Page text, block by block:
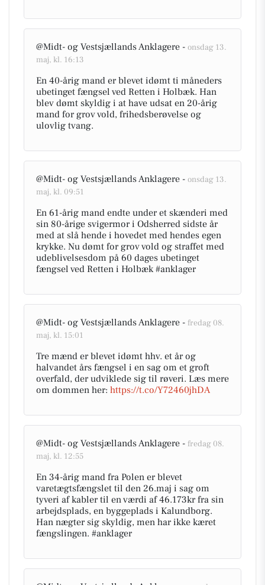
@Midt- og Vestsjællands Anklagere - onsdag 13.
maj, kl. 16:13
En 40-årig mand er blevet idømt ti måneders
ubetinget fængsel ved Retten i Holbæk. Han
blev dømt skyldig i at have udsat en 20-årig
mand for grov vold, frihedsberøvelse og
ulovlig tvang.
@Midt- og Vestsjællands Anklagere - onsdag 13.
maj, kl. 09:51
En 61-årig mand endte under et skænderi med
sin 80-årige svigermor i Odsherred sidste år
med at slå hende i hovedet med hendes egen
krykke. Nu dømt for grov vold og straffet med
udeblivelsesdom på 60 dages ubetinget
fængsel ved Retten i Holbæk #anklager
@Midt- og Vestsjællands Anklagere - fredag 08.
maj, kl. 15:01
Tre mænd er blevet idømt hhv. et år og
halvandet års fængsel i en sag om et groft
overfald, der udviklede sig til røveri. Læs mere
om dommen her: https://t.co/Y72460jhDA
@Midt- og Vestsjællands Anklagere - fredag 08.
maj, kl. 12:55
En 34-årig mand fra Polen er blevet
varetægtsfængslet til den 26.maj i sag om
tyveri af kabler til en værdi af 46.173kr fra sin
arbejdsplads, en byggeplads i Kalundborg.
Han nægter sig skyldig, men har ikke kæret
fængslingen. #anklager